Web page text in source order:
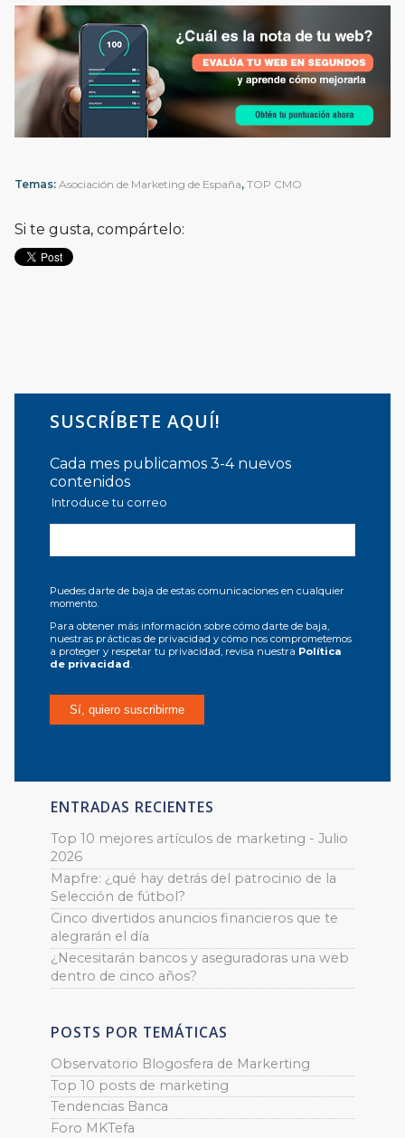
Temas:Asociación de Marketing de España,TOP CMO
Si te gusta, compártelo:
SUSCRÍBETE AQUÍ!
Cada mes publicamos 3-4 nuevos
contenidos
Introduce tu correo
Puedes darte de baja de estas comunicaciones en cualquier
momento.
Para obtener más información sobre cómo darte de baja,
nuestras prácticas de privacidad y cómo nos comprometemos
a proteger y respetar tu privacidad, revisa nuestra Política
de privacidad.
ENTRADAS RECIENTES
Top 10 mejores artículos de marketing - Julio
2026
Mapfre: ¿qué hay detrás del patrocinio de la
Selección de fútbol?
Cinco divertidos anuncios financieros que te
alegrarán el día
¿Necesitarán bancos y aseguradoras una web
dentro de cinco años?
POSTS POR TEMÁTICAS
Observatorio Blogosfera de Markerting
Top 10 posts de marketing
Tendencias Banca
Foro MKTefa